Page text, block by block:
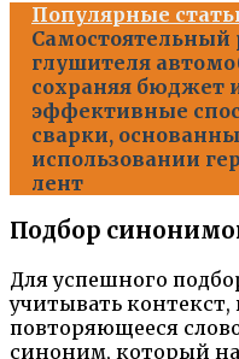
Популярные
Самостоятельный
глушителя
сохраняя бюджет
эффективные
сварки,
использовании
лент
Подбор
Для успешного
учитывать контекст,
повторяющееся
синоним, который